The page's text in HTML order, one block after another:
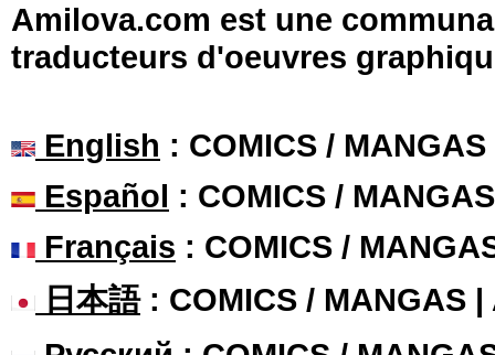
Amilova.com est une
traducteurs d'oeuvres
English : COMICS /
Español : COMICS /
Français : COMICS /
日本語: COMICS / MANGAS |